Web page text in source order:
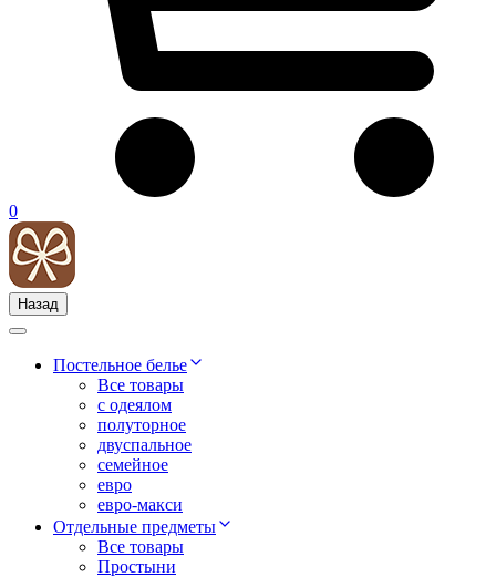
0
Назад
Постельное белье
Все товары
с одеялом
полуторное
двуспальное
семейное
евро
евро-макси
Отдельные предметы
Все товары
Простыни